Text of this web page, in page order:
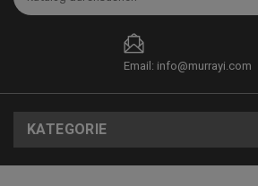
Email: info@murrayi.com
KATEGORIE